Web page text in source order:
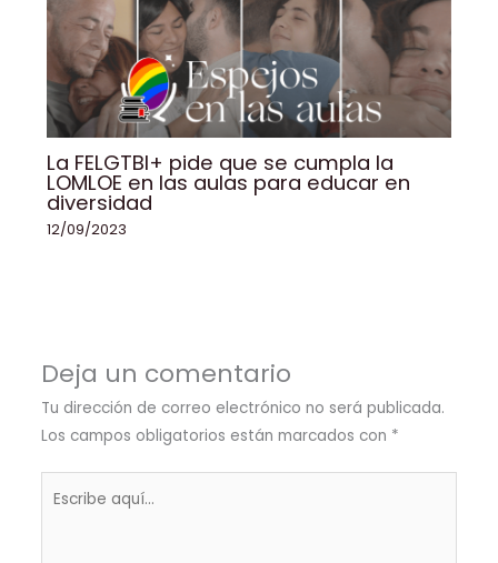
La FELGTBI+ pide que se cumpla la
LOMLOE en las aulas para educar en
diversidad
12/09/2023
Deja un comentario
Tu dirección de correo electrónico no será publicada.
Los campos obligatorios están marcados con *